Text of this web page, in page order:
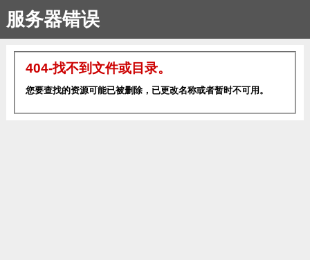
服务器错误
404-找不到文件或目录。
您要查找的资源可能已被删除，已更改名称或者暂时不可用。